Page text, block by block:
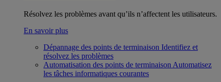
Résolvez les problèmes avant qu’ils n’affectent les utilisateurs.
En savoir plus
Dépannage des points de terminaison Identifiez et
résolvez les problèmes
Automatisation des points de terminaison Automatisez
les tâches informatiques courantes